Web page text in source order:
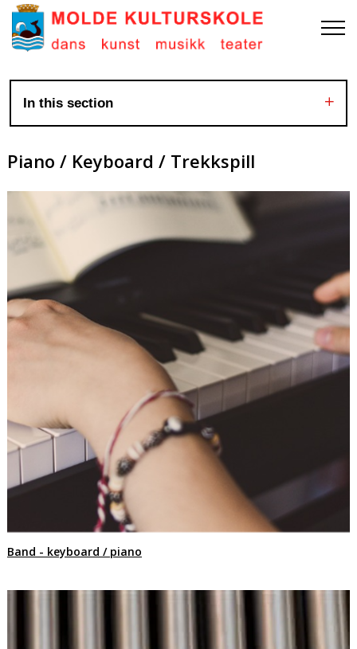
In this section
Piano / Keyboard / Trekkspill
Band - keyboard / piano